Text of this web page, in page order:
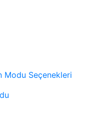
Modu Seçenekleri